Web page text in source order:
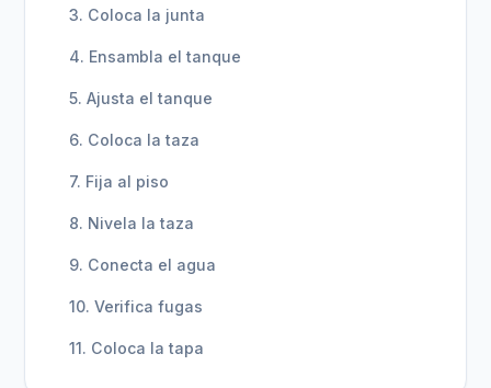
3. Coloca la junta
4. Ensambla el tanque
5. Ajusta el tanque
6. Coloca la taza
7. Fija al piso
8. Nivela la taza
9. Conecta el agua
10. Verifica fugas
11. Coloca la tapa